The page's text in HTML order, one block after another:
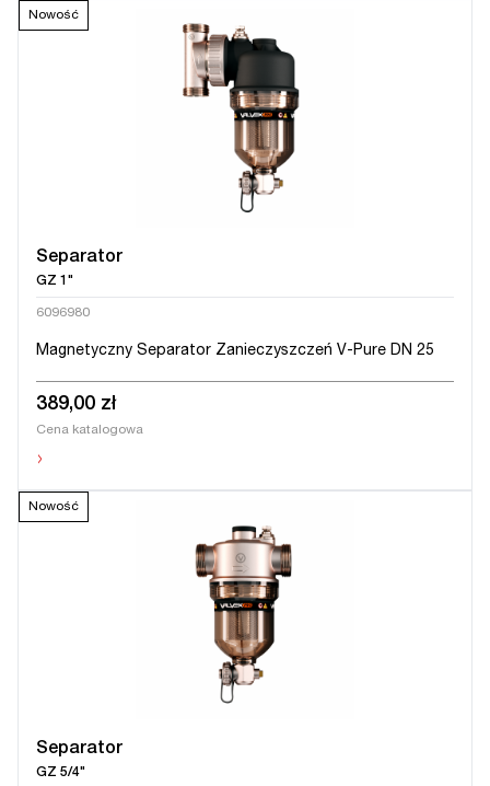
Nowość
Separator
GZ 1"
6096980
Magnetyczny Separator Zanieczyszczeń V-Pure DN 25
389,00 zł
Cena katalogowa
›
Nowość
Separator
GZ 5/4"